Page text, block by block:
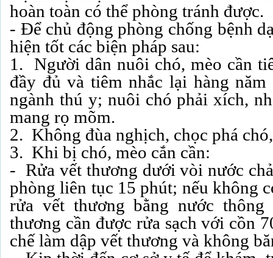
hoàn toàn có thể phòng tránh được.
- Để chủ động phòng chống bệnh
hiện tốt các biện pháp sau:
1. Người dân nuôi chó, mèo cần
đầy đủ và tiêm nhắc lại hàng năm
ngành thú y; nuôi chó phải xích,
mang rọ mõm.
2. Không đùa nghịch, chọc phá
3. Khi bị chó, mèo cắn cần:
- Rửa vết thương dưới vòi nước
phòng liên tục 15 phút; nếu không
rửa vết thương bằng nước thông
thương cần được rửa sạch với cồn
chế làm dập vết thương và không